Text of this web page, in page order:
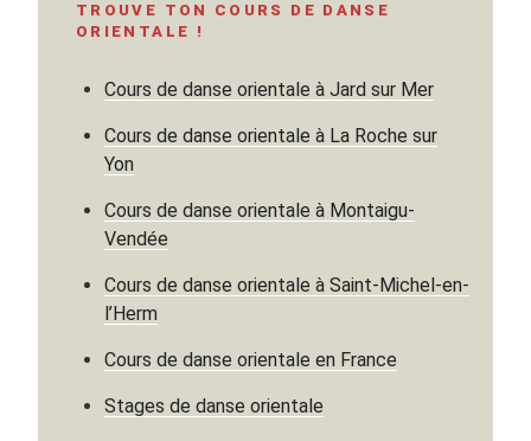
la
TROUVE TON COURS DE DANSE
ORIENTALE !
Cours de danse orientale à Jard sur Mer
Cours de danse orientale à La Roche sur
Yon
Cours de danse orientale à Montaigu-
Vendée
Cours de danse orientale à Saint-Michel-en-
l’Herm
Cours de danse orientale en France
Stages de danse orientale